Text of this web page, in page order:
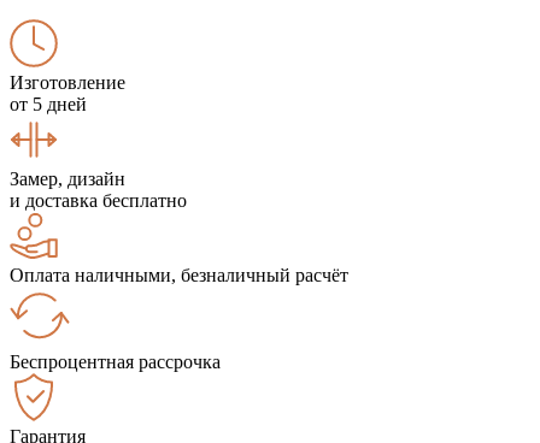
Изготовление
от 5 дней
Замер, дизайн
и доставка бесплатно
Оплата наличными, безналичный расчёт
Беспроцентная рассрочка
Гарантия